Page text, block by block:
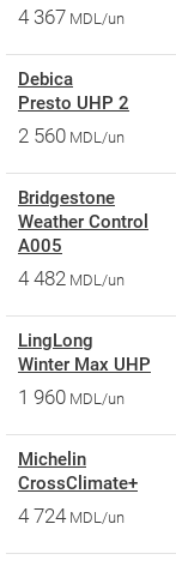
4 367 MDL/un
Debica
Presto UHP 2
2 560 MDL/un
Bridgestone
Weather Control
A005
4 482 MDL/un
LingLong
Winter Max UHP
1 960 MDL/un
Michelin
CrossClimate+
4 724 MDL/un